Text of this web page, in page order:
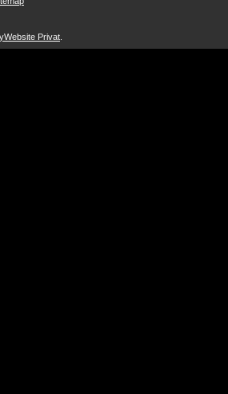
Privat